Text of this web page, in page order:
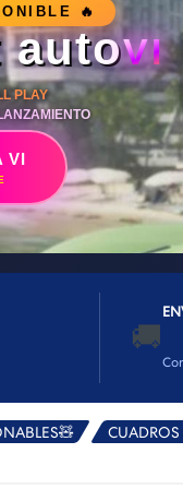
🔥
autoVI
PLAY
VI
🚚
CUADROS